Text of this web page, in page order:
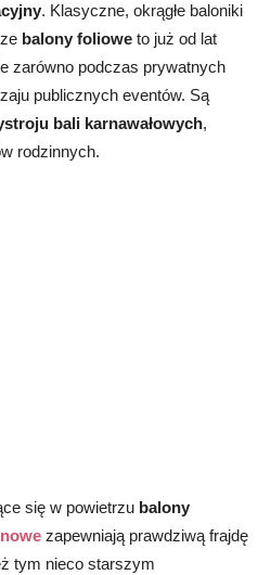
. Klasyczne, okrągłe baloniki
balony foliowe to już od lat
zarówno podczas prywatnych
publicznych eventów. Są
bali karnawałowych,
rodzinnych.
się w powietrzu balony
zapewniają prawdziwą frajdę
tym nieco starszym